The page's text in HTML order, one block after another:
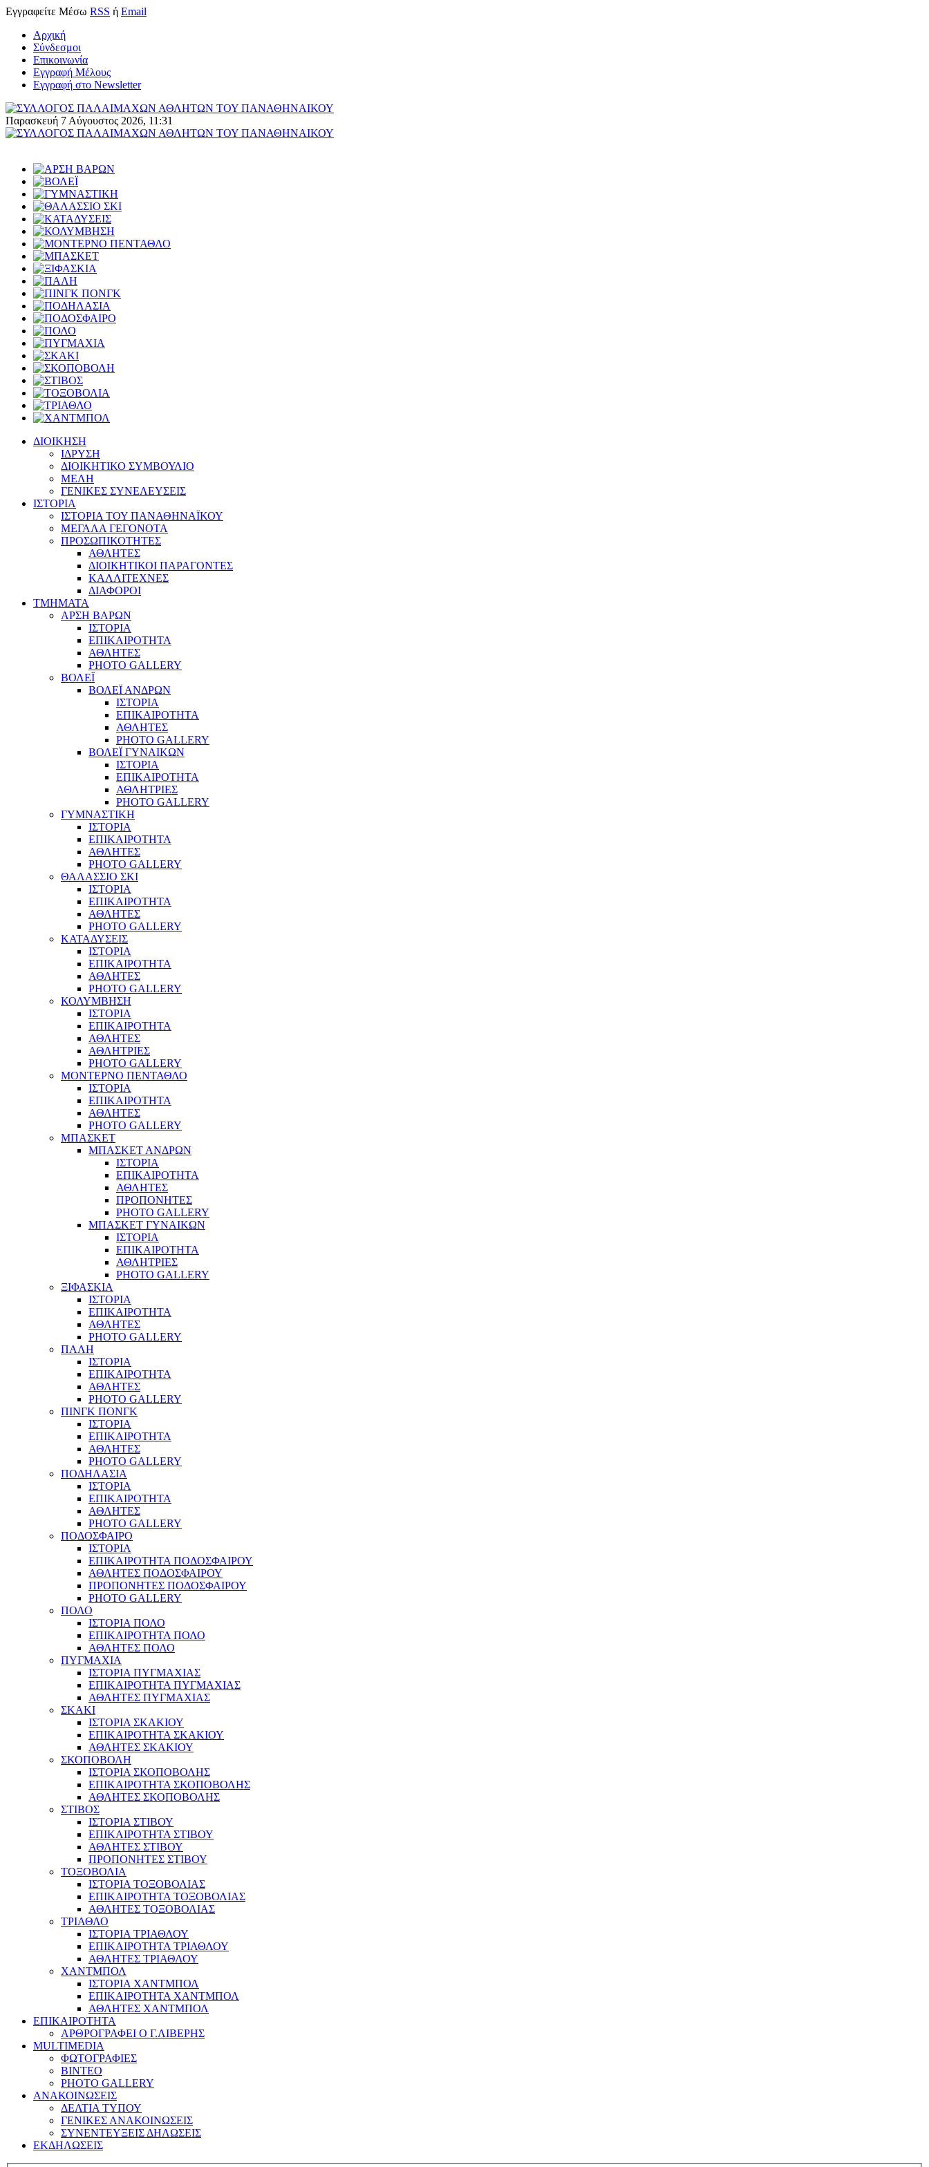
Εγγραφείτε Μέσω RSS ή Email
Αρχική
Σύνδεσμοι
Επικοινωνία
Εγγραφή Μέλους
Εγγραφή στο Newsletter
Παρασκευή 7 Αύγουστος 2026, 11:31
ΔΙΟΙΚΗΣΗ
ΙΔΡΥΣΗ
ΔΙΟΙΚΗΤΙΚΟ ΣΥΜΒΟΥΛΙΟ
ΜΕΛΗ
ΓΕΝΙΚΕΣ ΣΥΝΕΛΕΥΣΕΙΣ
ΙΣΤΟΡΙΑ
ΙΣΤΟΡΙΑ ΤΟΥ ΠΑΝΑΘΗΝΑΪΚΟΥ
ΜΕΓΑΛΑ ΓΕΓΟΝΟΤΑ
ΠΡΟΣΩΠΙΚΟΤΗΤΕΣ
ΑΘΛΗΤΕΣ
ΔΙΟΙΚΗΤΙΚΟΙ ΠΑΡΑΓΟΝΤΕΣ
ΚΑΛΛΙΤΕΧΝΕΣ
ΔΙΑΦΟΡΟΙ
ΤΜΗΜΑΤΑ
ΑΡΣΗ ΒΑΡΩΝ
ΙΣΤΟΡΙΑ
ΕΠΙΚΑΙΡΟΤΗΤΑ
ΑΘΛΗΤΕΣ
PHOTO GALLERY
ΒΟΛΕΪ
ΒΟΛΕΪ ΑΝΔΡΩΝ
ΙΣΤΟΡΙΑ
ΕΠΙΚΑΙΡΟΤΗΤΑ
ΑΘΛΗΤΕΣ
PHOTO GALLERY
ΒΟΛΕΪ ΓΥΝΑΙΚΩΝ
ΙΣΤΟΡΙΑ
ΕΠΙΚΑΙΡΟΤΗΤΑ
ΑΘΛΗΤΡΙΕΣ
PHOTO GALLERY
ΓΥΜΝΑΣΤΙΚΗ
ΙΣΤΟΡΙΑ
ΕΠΙΚΑΙΡΟΤΗΤΑ
ΑΘΛΗΤΕΣ
PHOTO GALLERY
ΘΑΛΑΣΣΙΟ ΣΚΙ
ΙΣΤΟΡΙΑ
ΕΠΙΚΑΙΡΟΤΗΤΑ
ΑΘΛΗΤΕΣ
PHOTO GALLERY
ΚΑΤΑΔΥΣΕΙΣ
ΙΣΤΟΡΙΑ
ΕΠΙΚΑΙΡΟΤΗΤΑ
ΑΘΛΗΤΕΣ
PHOTO GALLERY
ΚΟΛΥΜΒΗΣΗ
ΙΣΤΟΡΙΑ
ΕΠΙΚΑΙΡΟΤΗΤΑ
ΑΘΛΗΤΕΣ
ΑΘΛΗΤΡΙΕΣ
PHOTO GALLERY
ΜΟΝΤΕΡΝΟ ΠΕΝΤΑΘΛΟ
ΙΣΤΟΡΙΑ
ΕΠΙΚΑΙΡΟΤΗΤΑ
ΑΘΛΗΤΕΣ
PHOTO GALLERY
ΜΠΑΣΚΕΤ
ΜΠΑΣΚΕΤ ΑΝΔΡΩΝ
ΙΣΤΟΡΙΑ
ΕΠΙΚΑΙΡΟΤΗΤΑ
ΑΘΛΗΤΕΣ
ΠΡΟΠΟΝΗΤΕΣ
PHOTO GALLERY
ΜΠΑΣΚΕΤ ΓΥΝΑΙΚΩΝ
ΙΣΤΟΡΙΑ
ΕΠΙΚΑΙΡΟΤΗΤΑ
ΑΘΛΗΤΡΙΕΣ
PHOTO GALLERY
ΞΙΦΑΣΚΙΑ
ΙΣΤΟΡΙΑ
ΕΠΙΚΑΙΡΟΤΗΤΑ
ΑΘΛΗΤΕΣ
PHOTO GALLERY
ΠΑΛΗ
ΙΣΤΟΡΙΑ
ΕΠΙΚΑΙΡΟΤΗΤΑ
ΑΘΛΗΤΕΣ
PHOTO GALLERY
ΠΙΝΓΚ ΠΟΝΓΚ
ΙΣΤΟΡΙΑ
ΕΠΙΚΑΙΡΟΤΗΤΑ
ΑΘΛΗΤΕΣ
PHOTO GALLERY
ΠΟΔΗΛΑΣΙΑ
ΙΣΤΟΡΙΑ
ΕΠΙΚΑΙΡΟΤΗΤΑ
ΑΘΛΗΤΕΣ
PHOTO GALLERY
ΠΟΔΟΣΦΑΙΡΟ
ΙΣΤΟΡΙΑ
ΕΠΙΚΑΙΡΟΤΗΤΑ ΠΟΔΟΣΦΑΙΡΟΥ
ΑΘΛΗΤΕΣ ΠΟΔΟΣΦΑΙΡΟΥ
ΠΡΟΠΟΝΗΤΕΣ ΠΟΔΟΣΦΑΙΡΟΥ
PHOTO GALLERY
ΠΟΛΟ
ΙΣΤΟΡΙΑ ΠΟΛΟ
ΕΠΙΚΑΙΡΟΤΗΤΑ ΠΟΛΟ
ΑΘΛΗΤΕΣ ΠΟΛΟ
ΠΥΓΜΑΧΙΑ
ΙΣΤΟΡΙΑ ΠΥΓΜΑΧΙΑΣ
ΕΠΙΚΑΙΡΟΤΗΤΑ ΠΥΓΜΑΧΙΑΣ
ΑΘΛΗΤΕΣ ΠΥΓΜΑΧΙΑΣ
ΣΚΑΚΙ
ΙΣΤΟΡΙΑ ΣΚΑΚΙΟΥ
ΕΠΙΚΑΙΡΟΤΗΤΑ ΣΚΑΚΙΟΥ
ΑΘΛΗΤΕΣ ΣΚΑΚΙΟΥ
ΣΚΟΠΟΒΟΛΗ
ΙΣΤΟΡΙΑ ΣΚΟΠΟΒΟΛΗΣ
ΕΠΙΚΑΙΡΟΤΗΤΑ ΣΚΟΠΟΒΟΛΗΣ
ΑΘΛΗΤΕΣ ΣΚΟΠΟΒΟΛΗΣ
ΣΤΙΒΟΣ
ΙΣΤΟΡΙΑ ΣΤΙΒΟΥ
ΕΠΙΚΑΙΡΟΤΗΤΑ ΣΤΙΒΟΥ
ΑΘΛΗΤΕΣ ΣΤΙΒΟΥ
ΠΡΟΠΟΝΗΤΕΣ ΣΤΙΒΟΥ
ΤΟΞΟΒΟΛΙΑ
ΙΣΤΟΡΙΑ ΤΟΞΟΒΟΛΙΑΣ
ΕΠΙΚΑΙΡΟΤΗΤΑ ΤΟΞΟΒΟΛΙΑΣ
ΑΘΛΗΤΕΣ ΤΟΞΟΒΟΛΙΑΣ
ΤΡΙΑΘΛΟ
ΙΣΤΟΡΙΑ ΤΡΙΑΘΛΟΥ
ΕΠΙΚΑΙΡΟΤΗΤΑ ΤΡΙΑΘΛΟΥ
ΑΘΛΗΤΕΣ ΤΡΙΑΘΛΟΥ
ΧΑΝΤΜΠΟΛ
ΙΣΤΟΡΙΑ ΧΑΝΤΜΠΟΛ
ΕΠΙΚΑΙΡΟΤΗΤΑ ΧΑΝΤΜΠΟΛ
ΑΘΛΗΤΕΣ ΧΑΝΤΜΠΟΛ
ΕΠΙΚΑΙΡΟΤΗΤΑ
ΑΡΘΡΟΓΡΑΦΕΙ Ο Γ.ΛΙΒΕΡΗΣ
MULTIMEDIA
ΦΩΤΟΓΡΑΦΙΕΣ
ΒΙΝΤΕΟ
PHOTO GALLERY
ΑΝΑΚΟΙΝΩΣΕΙΣ
ΔΕΛΤΙΑ ΤΥΠΟΥ
ΓΕΝΙΚΕΣ ΑΝΑΚΟΙΝΩΣΕΙΣ
ΣΥΝΕΝΤΕΥΞΕΙΣ ΔΗΛΩΣΕΙΣ
ΕΚΔΗΛΩΣΕΙΣ